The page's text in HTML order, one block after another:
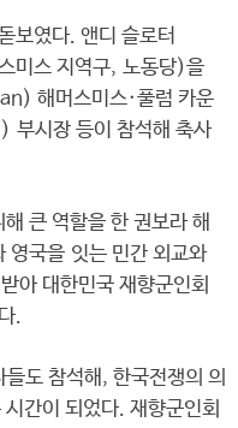
보였다. 앤디 슬로터
스 지역구, 노동당)을
해머스미스·풀럼 카운
시장 등이 참석해 축사
큰 역할을 한 권보라 해
영국을 잇는 민간 외교와
아 대한민국 재향군인회
.
도 참석해, 한국전쟁의 의
간이 되었다. 재향군인회